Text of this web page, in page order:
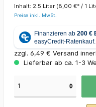
Inhalt: 2.5 Liter (8,00 €* / 1
Preise inkl. MwSt.
zzgl. 6,49 € Versand
Lieferbar ab ca. 1-3